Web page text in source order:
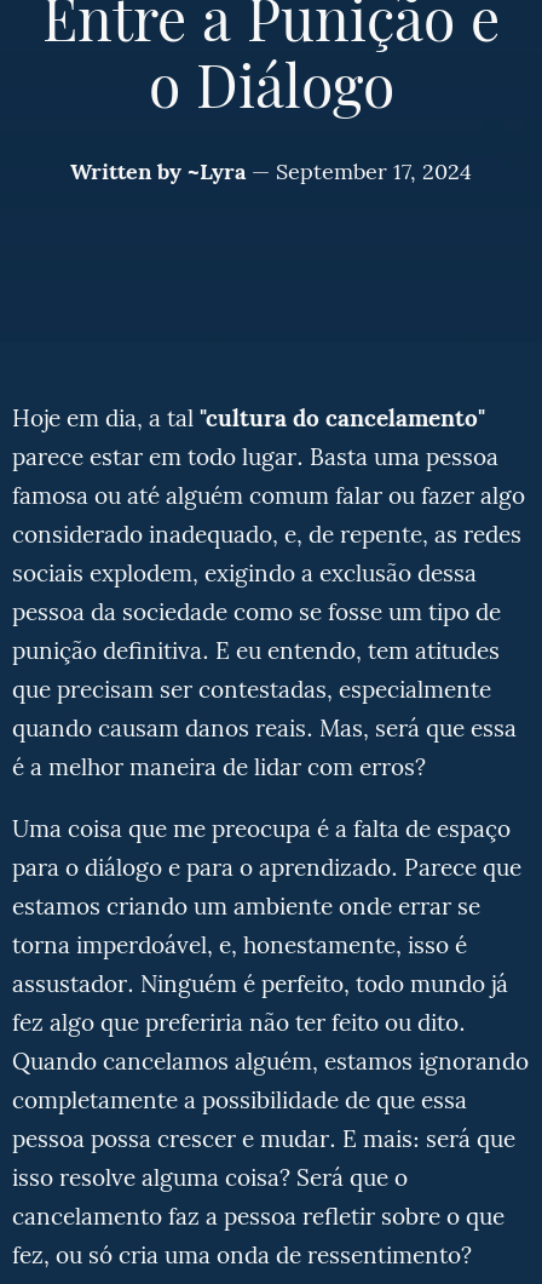
Entre a Punição e
o Diálogo
Written by~Lyra — September 17, 2024
Hoje em dia, a tal"cultura do cancelamento"
parece estar em todo lugar. Basta uma pessoa
famosa ou até alguém comum falar ou fazer algo
considerado inadequado, e, de repente, as redes
sociais explodem, exigindo a exclusão dessa
pessoa da sociedade como se fosse um tipo de
punição definitiva. E eu entendo, tem atitudes
que precisam ser contestadas, especialmente
quando causam danos reais. Mas, será que essa
é a melhor maneira de lidar com erros?
Uma coisa que me preocupa é a falta de espaço
para o diálogo e para o aprendizado. Parece que
estamos criando um ambiente onde errar se
torna imperdoável, e, honestamente, isso é
assustador. Ninguém é perfeito, todo mundo já
fez algo que preferiria não ter feito ou dito.
Quando cancelamos alguém, estamos ignorando
completamente a possibilidade de que essa
pessoa possa crescer e mudar. E mais: será que
isso resolve alguma coisa? Será que o
cancelamento faz a pessoa refletir sobre o que
fez, ou só cria uma onda de ressentimento?